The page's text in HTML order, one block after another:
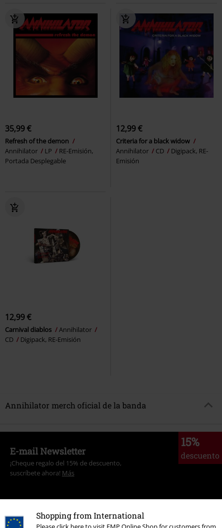
Shopping from International
35,99 €
Refresh of the demon
Annihilator
LP
RE-Emisión,
Portada Desplegable
12,99 €
Criteria for a black widow
Annihilator
CD
Digipack, RE-
Emisión
12,99 €
Carnival diablos
Annihilator
CD
Digipack, RE-Emisión
Annihilator merch oficial de la banda
15%
descuento
E-mail Newsletter
¡Cheque regalo del 15% de descuento,
suscríbete ahora! Más